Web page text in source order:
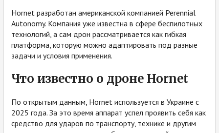
Hornet разработан американской компанией Perennial
Autonomy. Компания уже известна в сфере беспилотных
технологий, а сам дрон рассматривается как гибкая
платформа, которую можно адаптировать под разные
задачи и условия применения.
Что известно о дроне Hornet
По открытым данным, Hornet используется в Украине с
2025 года. За это время аппарат успел проявить себя как
средство для ударов по транспорту, технике и другим